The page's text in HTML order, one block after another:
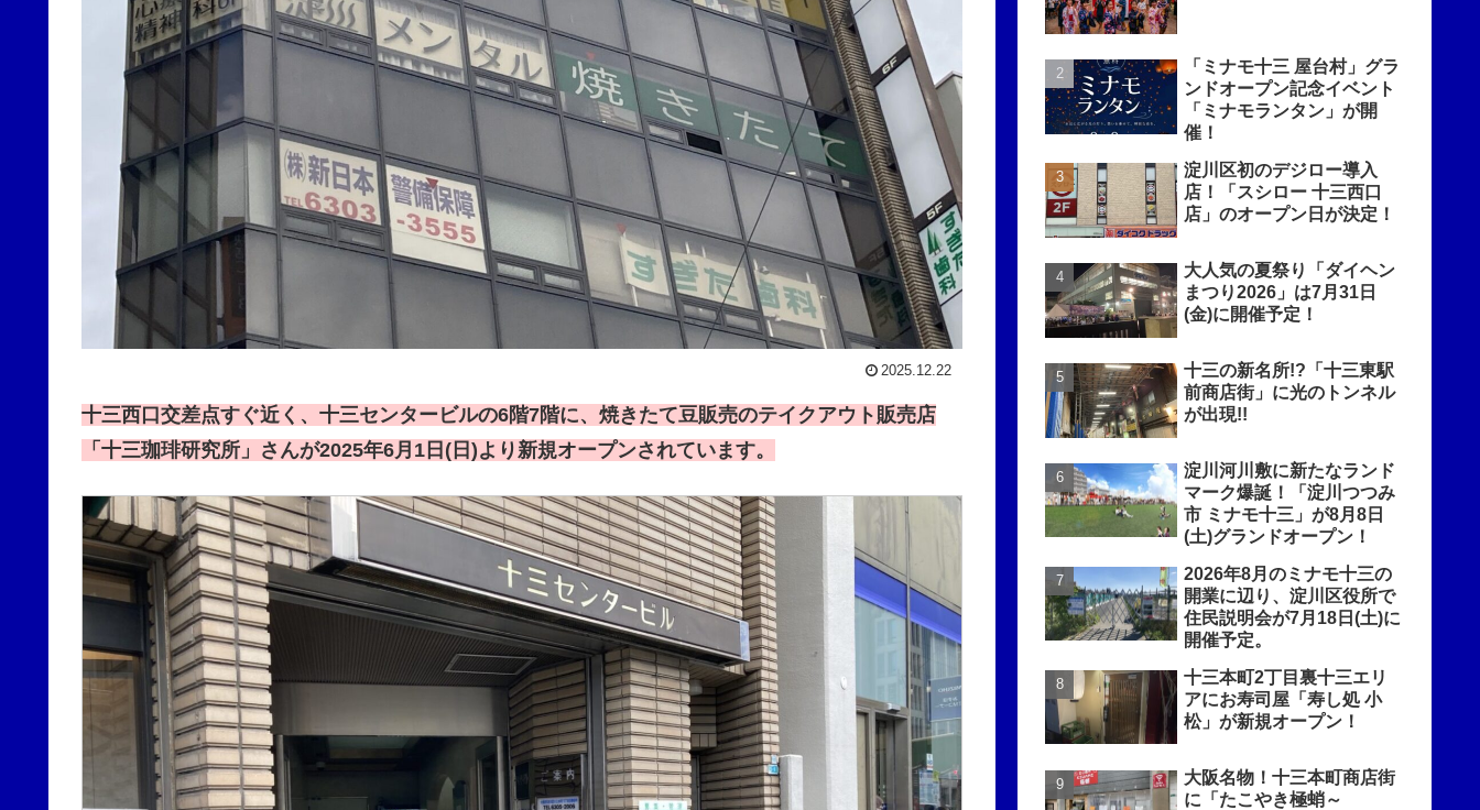
2025.12.22
十三西口交差点すぐ近く、十三センタービルの6階7階に、焼きたて豆販売のテイクアウト販売店
「十三珈琲研究所」さんが2025年6月1日(日)より新規オープンされています。
「ミナモ十三 屋台村」グラ
ンドオープン記念イベント
「ミナモランタン」が開
催！
淀川区初のデジロー導入
店！「スシロー 十三西口
店」のオープン日が決定！
大人気の夏祭り「ダイヘン
まつり2026」は7月31日
(金)に開催予定！
十三の新名所!?「十三東駅
前商店街」に光のトンネル
が出現!!
淀川河川敷に新たなランド
マーク爆誕！「淀川つつみ
市 ミナモ十三」が8月8日
(土)グランドオープン！
2026年8月のミナモ十三の
開業に辺り、淀川区役所で
住民説明会が7月18日(土)に
開催予定。
十三本町2丁目裏十三エリ
アにお寿司屋「寿し処 小
松」が新規オープン！
大阪名物！十三本町商店街
に「たこやき極蛸～